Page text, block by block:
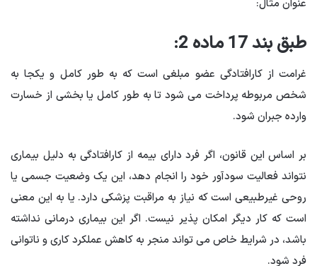
عنوان مثال:
طبق بند 17 ماده 2:
غرامت از کارافتادگی عضو مبلغی است که به طور کامل و یکجا به
شخص مربوطه پرداخت می شود تا به طور کامل یا بخشی از خسارت
وارده جبران شود.
بر اساس این قانون، اگر فرد دارای بیمه از کارافتادگی به دلیل بیماری
نتواند فعالیت سودآور خود را انجام دهد، این یک وضعیت جسمی یا
روحی غیرطبیعی است که نیاز به مراقبت پزشکی دارد. یا به این معنی
است که کار دیگر امکان پذیر نیست. اگر این بیماری درمانی نداشته
باشد، در شرایط خاص می تواند منجر به کاهش عملکرد کاری و ناتوانی
فرد شود.